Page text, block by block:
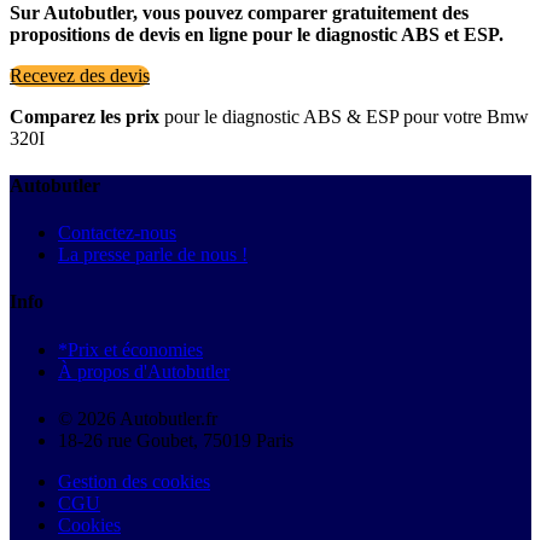
Sur Autobutler, vous pouvez comparer gratuitement des
propositions de devis en ligne pour le diagnostic ABS et ESP.
Recevez des devis
Comparez les prix pour le diagnostic ABS & ESP pour votre Bmw
320I
Autobutler
Contactez-nous
La presse parle de nous !
Info
*Prix et économies
À propos d'Autobutler
© 2026 Autobutler.fr
18-26 rue Goubet, 75019 Paris
Gestion des cookies
CGU
Cookies